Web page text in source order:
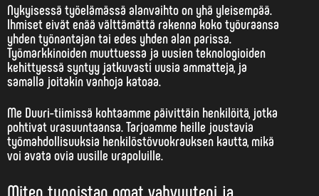
Nykyisessä työelämässä alanvaihtoon yhä yleisempää.
Ihmiset eivät enää välttämättä rakenna koko työuraansa
yhden työnantajan tai edes yhden alan parissa.
Työmarkkinoiden muuttuessa ja uusien teknologioiden
kehittyessä syntyy jatkuvasti uusia ammatteja, ja
samalla joitakin vanhoja katoaa.
Me Duuri-tiimissä kohtaamme päivittäin henkilöitä, jotka
pohtivat urasuuntaansa. Tarjoamme heille joustavia
työmahdollisuuksia henkilöstövuokrauksen kautta, mikä
voi avata ovia uusille urapoluille.
Miten tunnistan omat vahvuuteni ja